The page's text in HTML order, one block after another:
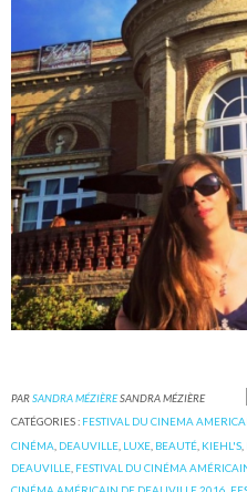
PARSANDRA MÉZIÈRESANDRA MÉZIÈRE
CATÉGORIES : FESTIVAL DU CINEMA
CINÉMA DEAUVILLE LUXE BEAUTÉ KIEHL'S
DEAUVILLE FESTIVAL DU CINÉMA